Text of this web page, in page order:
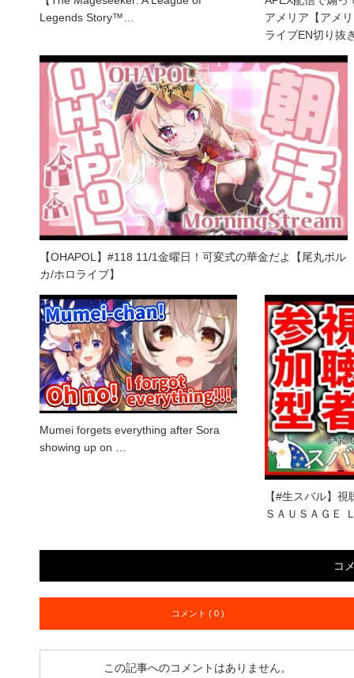
Legends Story™…
アメリア【アメ
ライブEN切り抜
【OHAPOL】#118 11/1金曜日！可変式の華金だよ【尾丸ポル
カ/ホロライブ】
Mumei forgets everything after Sora
showing up on …
【#生スバル】
ＳＡＵＳＡＧＥ
コ
コメント ( 0 )
この記事へのコメントはありません。